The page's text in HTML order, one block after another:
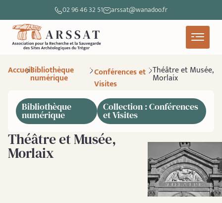
02 96 46 32 51 arssat@wanadoo.fr
AccueilBibliothèque
numérique
Conférences et
Visites
Théâtre et Musée,
Morlaix
Bibliothèque
numérique
Collection : Conférences
et Visites
Théâtre et Musée,
Morlaix